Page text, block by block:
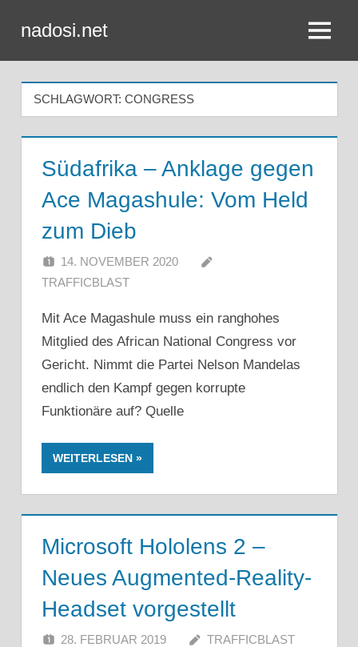
Inhalt
springen
nadosi.net Menü
SCHLAGWORT: CONGRESS
Südafrika – Anklage gegen
Ace Magashule: Vom Held
zum Dieb
14. NOVEMBER 2020
TRAFFICBLAST
Mit Ace Magashule muss ein ranghohes
Mitglied des African National Congress vor
Gericht. Nimmt die Partei Nelson Mandelas
endlich den Kampf gegen korrupte
Funktionäre auf? Quelle
WEITERLESEN
Microsoft Hololens 2 –
Neues Augmented-Reality-
Headset vorgestellt
28. FEBRUAR 2019 TRAFFICBLAST